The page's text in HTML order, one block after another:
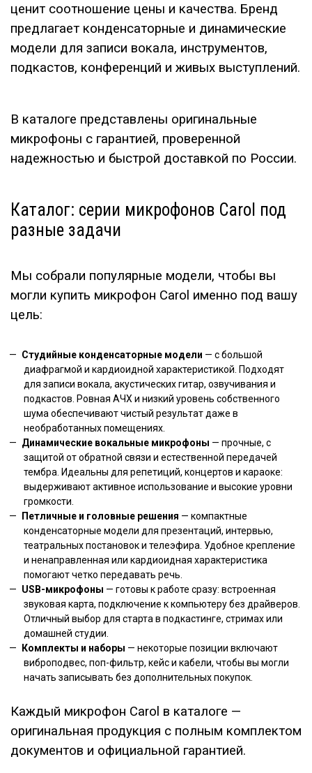
ценит соотношение цены и качества. Бренд
предлагает конденсаторные и динамические
модели для записи вокала, инструментов,
подкастов, конференций и живых выступлений.
В каталоге представлены оригинальные
микрофоны с гарантией, проверенной
надежностью и быстрой доставкой по России.
Каталог: серии микрофонов Carol под
разные задачи
Мы собрали популярные модели, чтобы вы
могли купить микрофон Carol именно под вашу
цель:
Студийные конденсаторные модели — с большой
диафрагмой и кардиоидной характеристикой. Подходят
для записи вокала, акустических гитар, озвучивания и
подкастов. Ровная АЧХ и низкий уровень собственного
шума обеспечивают чистый результат даже в
необработанных помещениях.
Динамические вокальные микрофоны — прочные, с
защитой от обратной связи и естественной передачей
тембра. Идеальны для репетиций, концертов и караоке:
выдерживают активное использование и высокие уровни
громкости.
Петличные и головные решения — компактные
конденсаторные модели для презентаций, интервью,
театральных постановок и телеэфира. Удобное крепление
и ненаправленная или кардиоидная характеристика
помогают четко передавать речь.
USB-микрофоны — готовы к работе сразу: встроенная
звуковая карта, подключение к компьютеру без драйверов.
Отличный выбор для старта в подкастинге, стримах или
домашней студии.
Комплекты и наборы — некоторые позиции включают
виброподвес, поп-фильтр, кейс и кабели, чтобы вы могли
начать записывать без дополнительных покупок.
Каждый микрофон Carol в каталоге —
оригинальная продукция с полным комплектом
документов и официальной гарантией.